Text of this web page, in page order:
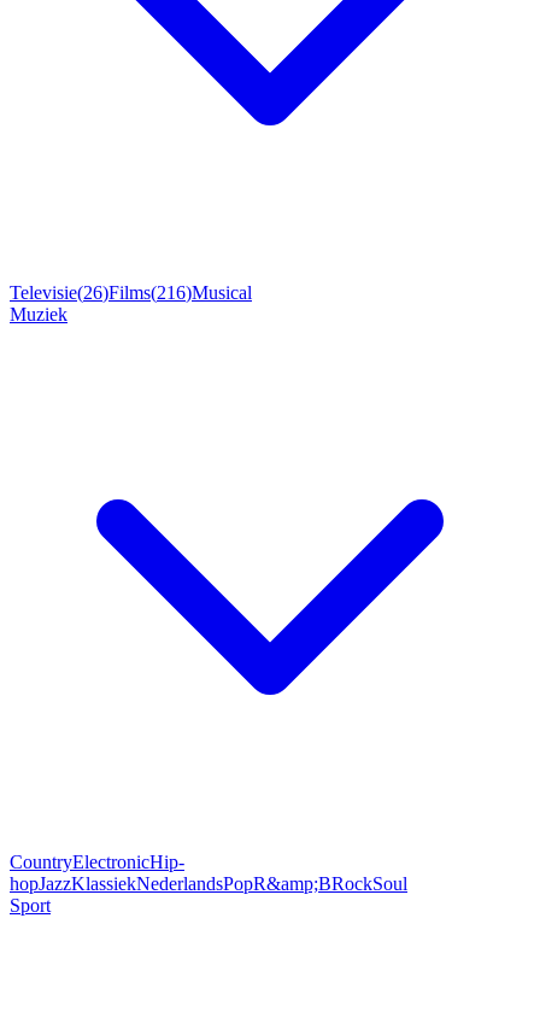
Televisie(26)Films(216)Musical
Muziek
CountryElectronicHip-
hopJazzKlassiekNederlandsPopR&amp;BRockSoul
Sport